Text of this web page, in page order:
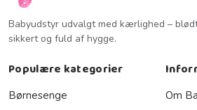
Babyudstyr udvalgt med kærlighed –
sikkert og fuld af hygge.
Populære kategorier
Børnesenge Om